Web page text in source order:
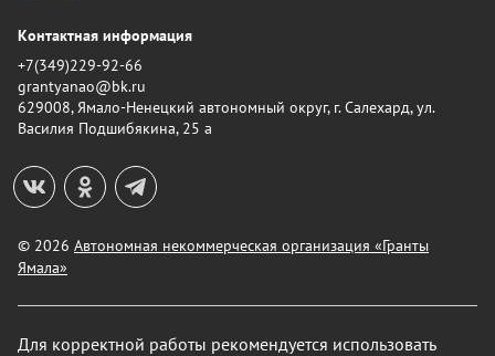
Контактная информация
+7(349)229-92-66
grantyanao@bk.ru
629008, Ямало-Ненецкий автономный округ, г. Салехард, ул.
Василия Подшибякина, 25 а
© 2026 Автономная некоммерческая организация «Гранты
Ямала»
Для корректной работы рекомендуется использовать